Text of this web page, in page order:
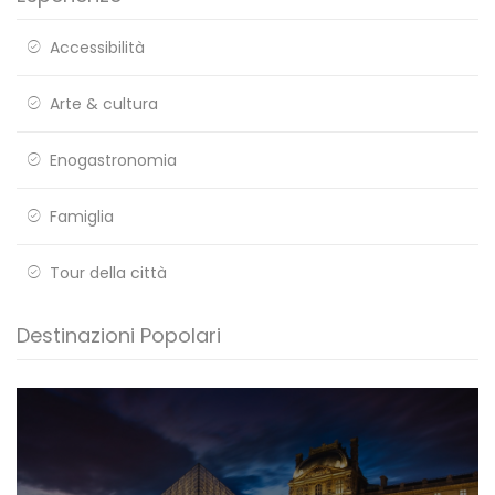
Accessibilità
Arte & cultura
Enogastronomia
Famiglia
Tour della città
Destinazioni Popolari